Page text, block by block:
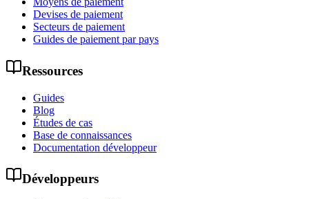
Devises de paiement
Secteurs de paiement
Guides de paiement par pays
Ressources
Guides
Blog
Études de cas
Base de connaissances
Documentation développeur
Développeurs